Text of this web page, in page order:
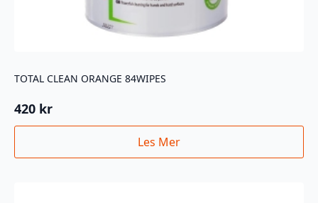
TOTAL CLEAN ORANGE 84WIPES
420 kr
Les Mer